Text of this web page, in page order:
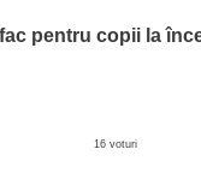
pentru copii la
16 voturi